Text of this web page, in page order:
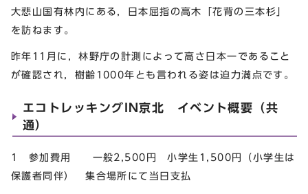
大悲山国有林内にある，日本屈指の高木「花背の三本杉」
を訪ねます。
昨年11月に，林野庁の計測によって高さ日本一であること
が確認され，樹齢1000年とも言われる姿は迫力満点です。
エコトレッキングIN京北 イベント概要（共
通）
1 参加費用 一般2,500円 小学生1,500円（小学生は
保護者同伴） 集合場所にて当日支払